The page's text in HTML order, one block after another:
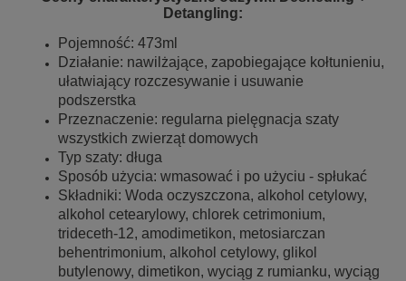
Detangling:
Pojemność: 473ml
Działanie: nawilżające, zapobiegające kołtunieniu,
ułatwiający rozczesywanie i usuwanie
podszerstka
Przeznaczenie: regularna pielęgnacja szaty
wszystkich zwierząt domowych
Typ szaty: długa
Sposób użycia: wmasować i po użyciu - spłukać
Składniki: Woda oczyszczona, alkohol cetylowy,
alkohol cetearylowy, chlorek cetrimonium,
trideceth-12, amodimetikon, metosiarczan
behentrimonium, alkohol cetylowy, glikol
butylenowy, dimetikon, wyciąg z rumianku, wyciąg